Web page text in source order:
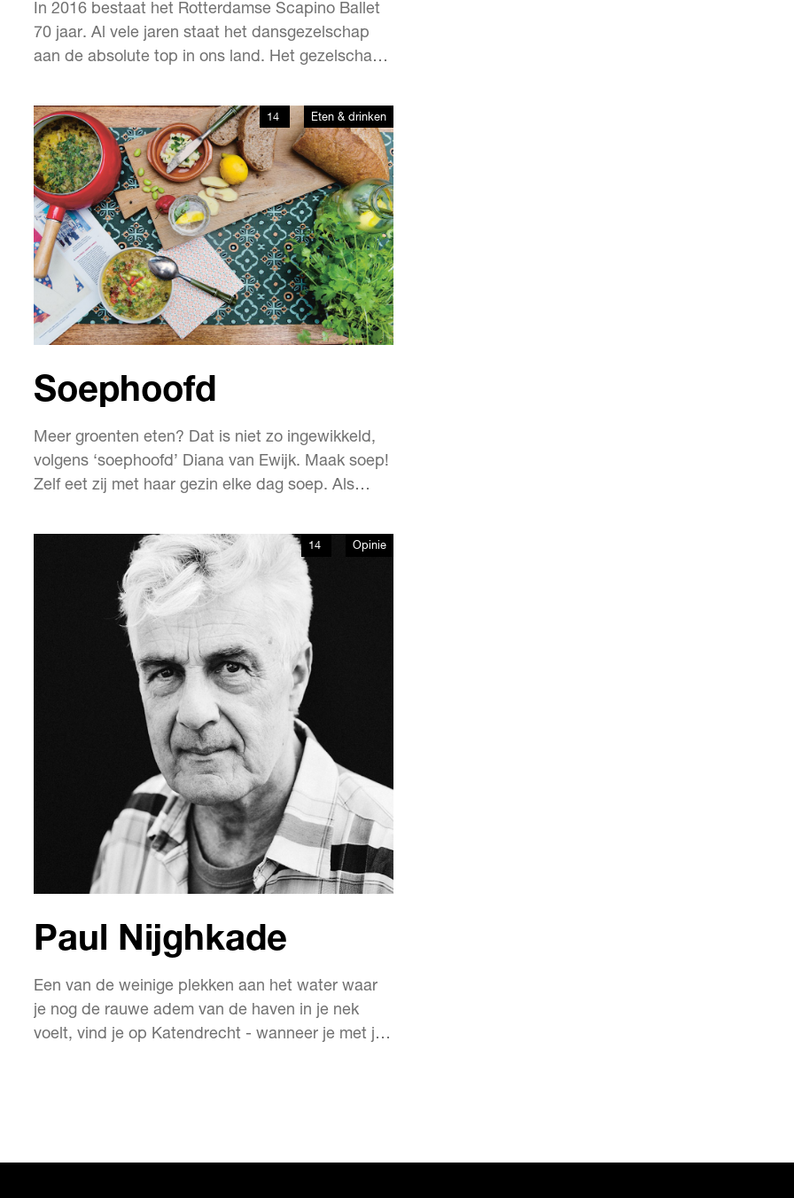
In 2016 bestaat het Rotterdamse Scapino Ballet
70 jaar. Al vele jaren staat het dansgezelschap
aan de absolute top in ons land. Het gezelschap
de risico’s en spanning van het werken met
aanstormend talent op te zoeken. Ed Wubbe is al
25 jaar het creatieve brein achter Scapino B…
14 Eten & drinken
Soephoofd
Meer groenten eten? Dat is niet zo ingewikkeld,
volgens ‘soephoofd’ Diana van Ewijk. Maak soep!
Zelf eet zij met haar gezin elke dag soep. Als
genoeg groenten binnen. En het is nog lekker ook!
14 Opinie
Paul Nijghkade
Een van de weinige plekken aan het water waar
je nog de rauwe adem van de haven in je nek
voelt, vind je op Katendrecht - wanneer je met je